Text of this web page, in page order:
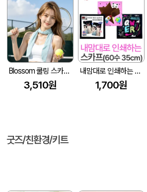
Blossom 쿨링 스카프 냉감 아이스 머플러 1P
3,510원
내맘대로 인쇄하는 스카프 35cm(30수,60수)
1,700원
굿즈/친환경/키트